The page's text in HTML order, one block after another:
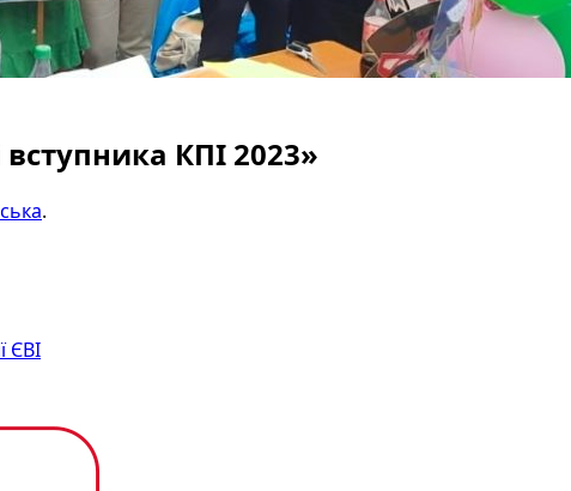
КПІ 2023»
.
ЄВІ